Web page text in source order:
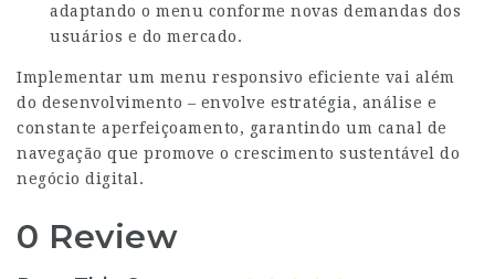
adaptando o menu conforme novas demandas dos
usuários e do mercado.
Implementar um menu responsivo eficiente vai além
do desenvolvimento – envolve estratégia, análise e
constante aperfeiçoamento, garantindo um canal de
navegação que promove o crescimento sustentável do
negócio digital.
0 Review